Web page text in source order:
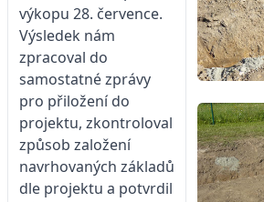
výkopu 28. července.
Výsledek nám
zpracoval do
samostatné zprávy
pro přiložení do
projektu, zkontroloval
způsob založení
navrhovaných základů
dle projektu a potvrdil